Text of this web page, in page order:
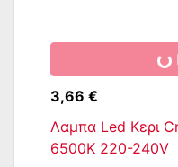
3,66 €
Λαμπα Led Κερι
6500K 220-240V